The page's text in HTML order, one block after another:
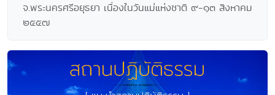
จ.พระนครศรีอยุธยา เนื่องในวันแม่แห่งชาติ ๙-๑๓ สิงหาคม
๒๕๕๗